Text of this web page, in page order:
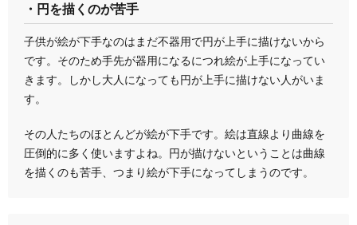
・円を描くのが苦手
子供が絵が下手なのはまだ不器用で円が上手に描けないから
です。そのため手先が器用になるにつれ絵が上手になってい
きます。しかし大人になっても円が上手に描けない人がいま
す。
その人たちのほとんどが絵が下手です。絵は直線より曲線を
圧倒的に多く使いますよね。円が描けないということは曲線
を描くのも苦手、つまり絵が下手になってしまうのです。